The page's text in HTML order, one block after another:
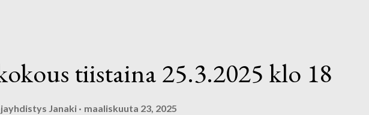
Tarinateatterin ohjaa Kaija Klemetti, joka on myös Janakin
jäsen. Tarinateatterin jälkeen siirrymme
tiistaina 25.3.2025 klo 18
Janaki maaliskuuta 23, 2025